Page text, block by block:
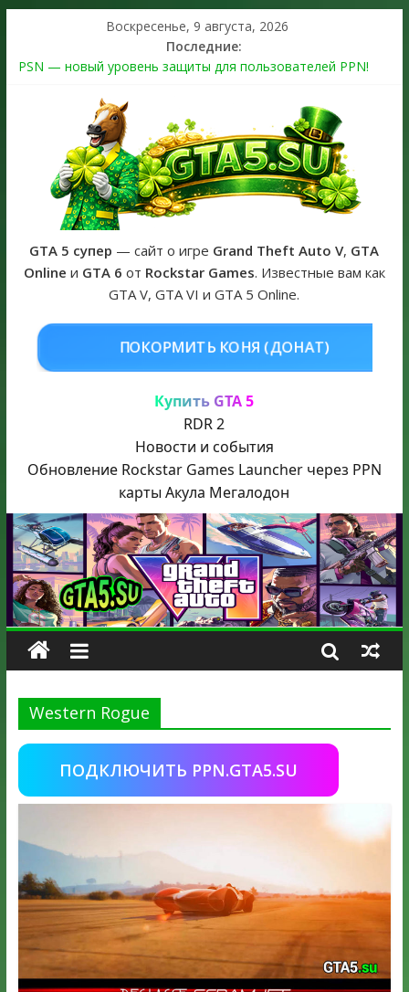
Воскресенье, 9 августа, 2026
Последние:
PSN — новый уровень защиты для пользователей PPN!
The Kortz Center Heist выйдет в GTA Online уже 14 июля
Регистрация в Rockstar Games Social Club ошибка #1.500.7:
как зарегистрировать аккаунт и войти без проблем в 2026
Получайте особые награды в GTA Online по программе
Fine Art Collector
GTA 6 официальная обложка игры и Предзаказ Grand Theft
Auto VI
GTA 5 супер — сайт о игре Grand Theft Auto V, GTA
Online и GTA 6 от Rockstar Games. Известные вам как
GTA V, GTA VI и GTA 5 Online.
КУПИТЬ GTA 5
Купить GTA 5
RDR 2
Новости и события
Обновление Rockstar Games Launcher через PPN
карты Акула Мегалодон
Western Rogue
ПОДКЛЮЧИТЬ PPN.GTA5.SU